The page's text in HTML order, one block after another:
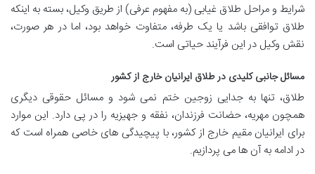
شرایط و مراحل طلاق غیابی (به مفهوم عرفی) از طریق وکیل، بسته به اینکه
طلاق توافقی باشد یا یک طرفه، متفاوت خواهد بود، اما در هر صورت،
نقش وکیل در این فرآیند حیاتی است.
مسائل جانبی کلیدی در طلاق ایرانیان خارج از کشور
طلاق، تنها به جدایی زوجین ختم نمی شود و مسائل حقوقی دیگری
همچون مهریه، حضانت فرزندان، نفقه و جهیزیه را در پی دارد. این موارد
برای ایرانیان مقیم خارج از کشور، با پیچیدگی های خاصی همراه است که
در ادامه به آن ها می پردازیم.